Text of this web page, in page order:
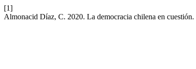
[1]
Almonacid Díaz, C. 2020. La democracia chilena en cuestión.